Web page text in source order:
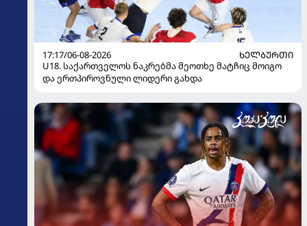
17:17/06-08-2026
ᲮᲔᲚᲑᲣᲠᲗᲘ
U18. საქართველოს ნაკრებმა მეოთხე მატჩიც მოიგო
და ერთპიროვნული ლიდერი გახდა